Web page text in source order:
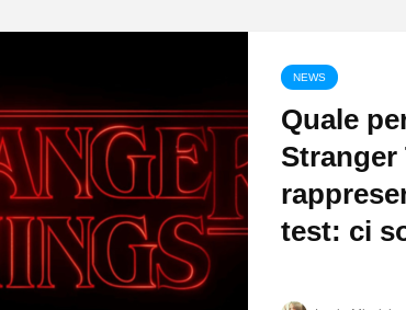
NEWS
Quale
test: ci